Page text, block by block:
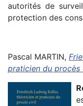
autorités de
protection des
Pascal MARTIN,
praticien du procès